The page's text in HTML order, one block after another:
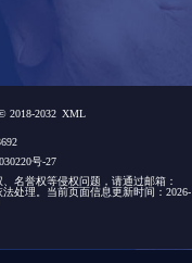
2018-2032 XML
号-27
名誉权等侵权问题，请通过邮箱：
处理。当前页面信息更新时间：2026-